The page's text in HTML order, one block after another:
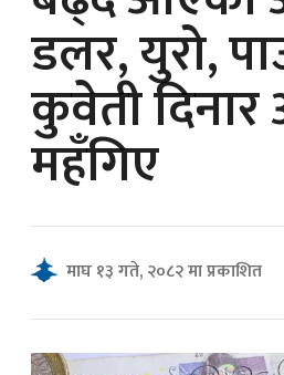
समाचार
समाचार
डलर, युरो,
कुवेती
महँगिए
माघ १३ गते, २०८२ मा प्रकाशित